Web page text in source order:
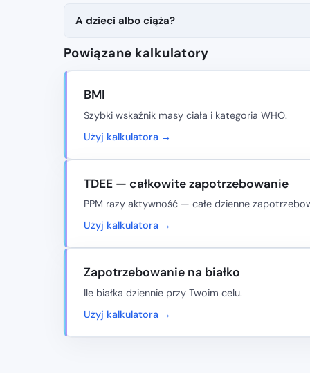
A dzieci albo ciąża?
Powiązane kalkulatory
BMI
Szybki wskaźnik masy ciała i kategoria WHO.
Użyj kalkulatora →
TDEE — całkowite zapotrzebowanie
PPM razy aktywność — całe dzienne
Użyj kalkulatora →
Zapotrzebowanie na białko
Ile białka dziennie przy Twoim celu.
Użyj kalkulatora →